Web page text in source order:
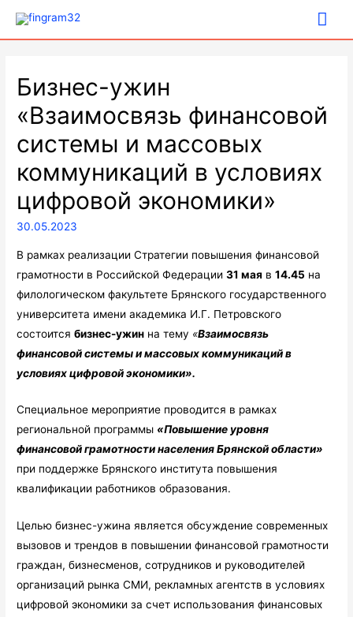
Бизнес-ужин
«Взаимосвязь финансовой
системы и массовых
коммуникаций в условиях
цифровой экономики»
30.05.2023
В рамках реализации Стратегии повышения финансовой
грамотности в Российской Федерации31 мая в14.45 на
филологическом факультете Брянского государственного
университета имени академика И.Г. Петровского
состоитсябизнес-ужин на тему «Взаимосвязь
финансовой системы и массовых коммуникаций в
условиях цифровой экономики».
Специальное мероприятие проводится в рамках
региональной программы «Повышение уровня
финансовой грамотности населения Брянской области»
при поддержке Брянского института повышения
квалификации работников образования.
Целью бизнес-ужина является обсуждение современных
вызовов и трендов в повышении финансовой грамотности
граждан, бизнесменов, сотрудников и руководителей
организаций рынка СМИ, рекламных агентств в условиях
цифровой экономики за счет использования финансовых